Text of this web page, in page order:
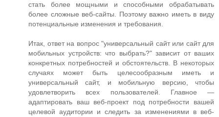
стать более мощными и способными обрабатывать
более сложные веб-сайты. Поэтому важно иметь в виду
потенциальные изменения и требования.
Итак, ответ на вопрос "универсальный сайт или сайт для
мобильных устройств: что выбрать?" зависит от ваших
конкретных потребностей и обстоятельств. В некоторых
случаях может быть целесообразным иметь и
универсальный сайт, и мобильную версию, чтобы
удовлетворить всех пользователей. Главное —
адаптировать ваш веб-проект под потребности вашей
целевой аудитории и следить за изменениями в веб-